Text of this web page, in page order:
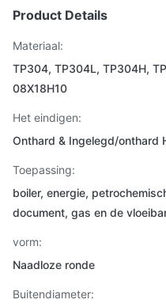
Product Details
Materiaal:
TP304, TP304L, TP304H,
08X18H10
Het eindigen:
Onthard & Ingelegd/onthard
Toepassing:
boiler, energie,
document, gas en de
vorm:
Naadloze ronde
Buitendiameter: